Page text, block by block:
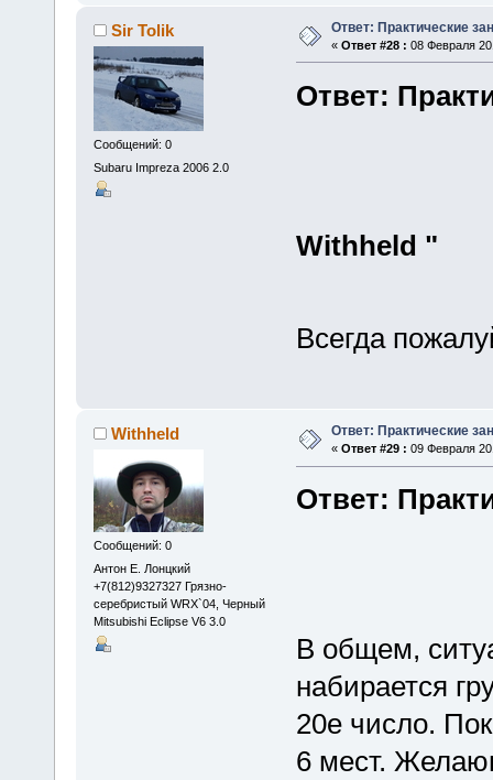
Sir Tolik
Сообщений: 0
Subaru Impreza 2006 2.0
Ответ: Практические
« Ответ #28 : 08 Февраля
Ответ:
Withheld "
Всегда
Withheld
Сообщений: 0
Антон Е. Лонцкий
+7(812)9327327 Грязно-
серебристый WRX`04, Черный
Mitsubishi Eclipse V6 3.0
Ответ: Практические
« Ответ #29 : 09 Февраля
Ответ:
В общем,
набирается
20е число.
6 мест.